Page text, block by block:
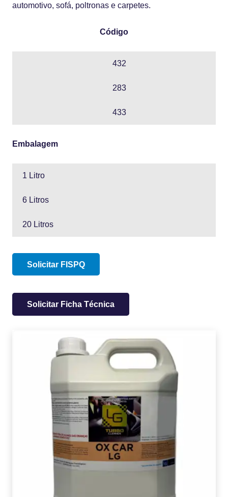
automotivo, sofá, poltronas e carpetes.
Código
432
283
433
Embalagem
1 Litro
6 Litros
20 Litros
Solicitar FISPQ
Solicitar Ficha Técnica